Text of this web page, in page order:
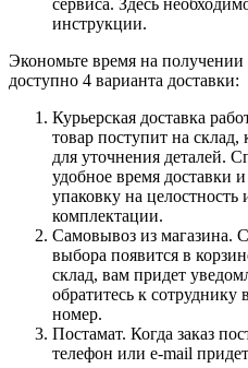
инструкции.
Экономьте время на получении
доступно 4 варианта доставки:
Курьерская доставка
товар поступит на склад,
для уточнения деталей.
удобное время доставки
упаковку на целостность
комплектации.
Самовывоз из магазина.
выбора появится в
склад, вам придет
обратитесь к сотруднику
номер.
Постамат. Когда заказ
телефон или e-mail